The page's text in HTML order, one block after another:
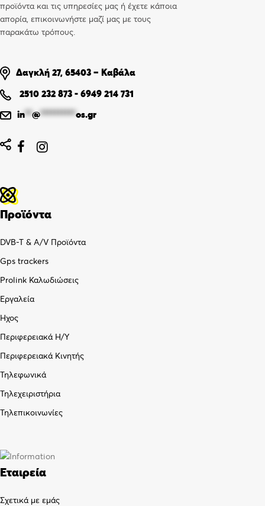
προϊόντα και τις υπηρεσίες μας ή έχετε κάποια
απορία, επικοινωνήστε μαζί μας με τους
παρακάτω τρόπους.
Δαγκλή 27, 65403 – Καβάλα
2510 232 873 - 6949 214 731
in**@**********os.gr
 
Προϊόντα
DVB-T & A/V Προϊόντα
Gps trackers
Prolink Καλωδιώσεις
Εργαλεία
Ήχος
Περιφερειακά Η/Υ
Περιφερειακά Κινητής
Τηλεφωνικά
Τηλεχειριστήρια
Τηλεπικοινωνίες
Εταιρεία
Σχετικά με εμάς